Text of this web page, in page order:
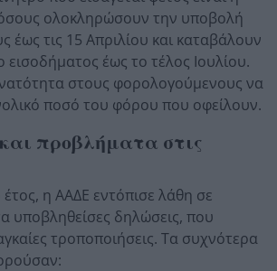
ολοκληρώσουν την υποβολή
έως τις 15 Απριλίου και καταβάλουν
έως το τέλος Ιουλίου.
στους φορολογούμενους να
ποσό του φόρου που οφείλουν.
προβλήματα στις
η ΑΑΔΕ εντόπισε λάθη σε
υποβληθείσες δηλώσεις, που
τροποποιήσεις. Τα συχνότερα